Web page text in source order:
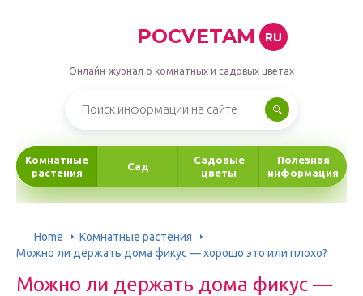
POCVETAM RU
Онлайн-журнал о комнатных и садовых цветах
Комнатные
растения
Сад
Садовые
цветы
Полезная
информация
Home
Комнатные растения
Можно ли держать дома фикус — хорошо это или плохо?
Можно ли держать дома фикус —